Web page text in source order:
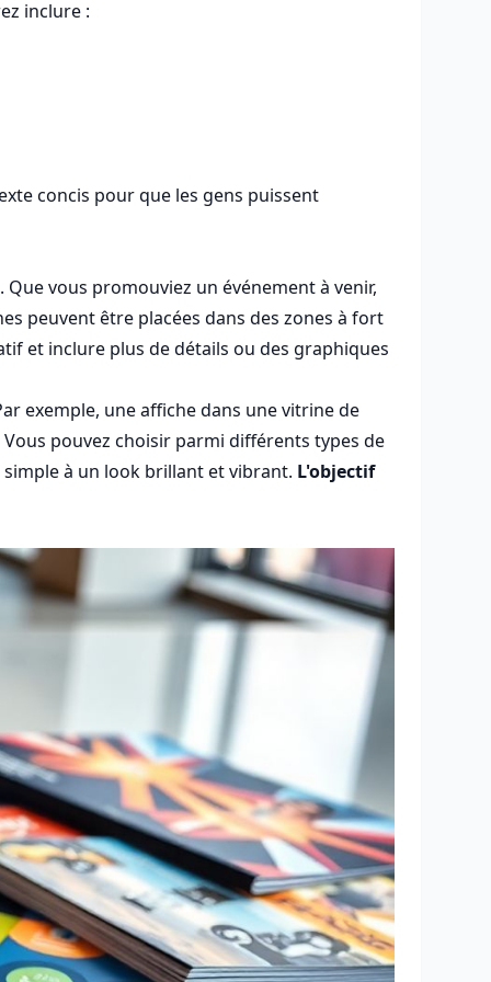
inclure :
concis pour que les gens puissent
vous promouviez un événement à venir,
peuvent être placées dans des zones à fort
et inclure plus de détails ou des graphiques
exemple, une affiche dans une vitrine de
pouvez choisir parmi différents types de
à un look brillant et vibrant. L'objectif